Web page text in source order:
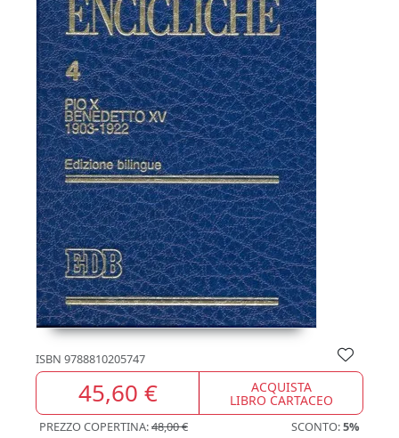
ISBN 9788810205747
45,60 € ACQUISTA
LIBRO CARTACEO
PREZZO COPERTINA:48,00 € SCONTO:5%